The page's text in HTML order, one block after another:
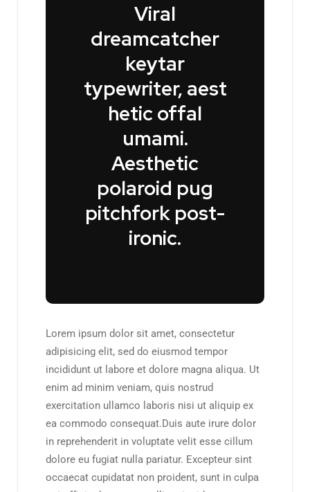
Viral
dreamcatcher
keytar
typewriter, aest
hetic offal
umami.
Aesthetic
polaroid pug
pitchfork post-
ironic.
Lorem ipsum dolor sit amet, consectetur
adipisicing elit, sed do eiusmod tempor
incididunt ut labore et dolore magna aliqua. Ut
enim ad minim veniam, quis nostrud
exercitation ullamco laboris nisi ut aliquip ex
ea commodo consequat.Duis aute irure dolor
in reprehenderit in voluptate velit esse cillum
dolore eu fugiat nulla pariatur. Excepteur sint
occaecat cupidatat non proident, sunt in culpa